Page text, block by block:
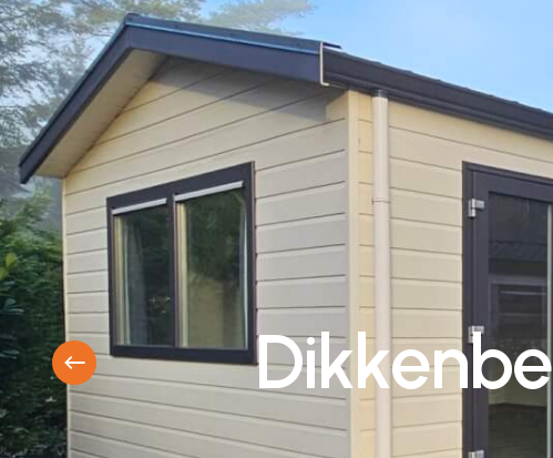
Dikkenbe